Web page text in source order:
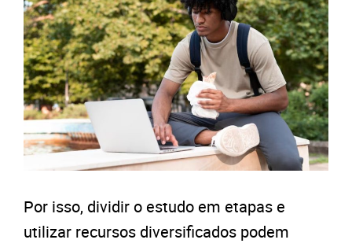
Por isso, dividir o estudo em etapas e
utilizar recursos diversificados podem